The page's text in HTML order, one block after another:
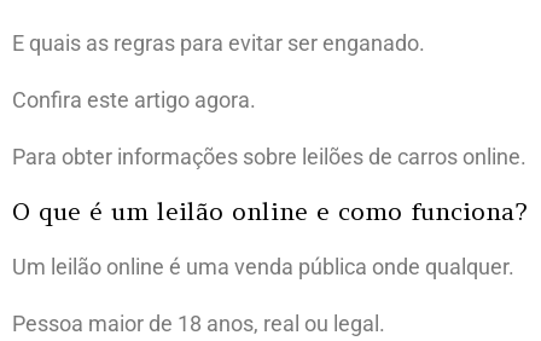
E quais as regras para evitar ser enganado.
Confira este artigo agora.
Para obter informações sobre leilões de carros online.
O que é um leilão online e como funciona?
Um leilão online é uma venda pública onde qualquer.
Pessoa maior de 18 anos, real ou legal.